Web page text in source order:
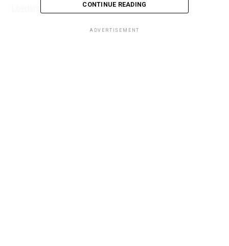
CONTINUE READING
ADVERTISEMENT